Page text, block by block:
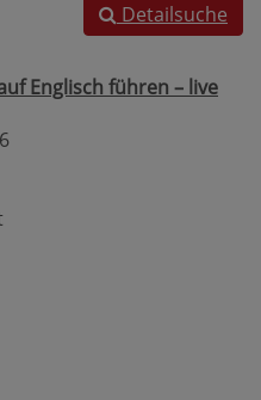
Detailsuche
Englisch führen – live